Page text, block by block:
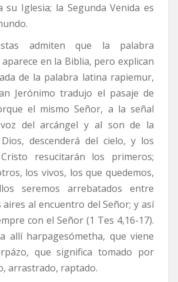
su Iglesia; la Segunda Venida es
admiten que la palabra
en la Biblia, pero explican
de la palabra latina rapiemur,
Jerónimo tradujo el pasaje de
el mismo Señor, a la señal
del arcángel y al son de la
descenderá del cielo, y los
resucitarán los primeros;
los vivos, los que quedemos,
seremos arrebatados entre
al encuentro del Señor; y así
con el Señor (1 Tes 4,16-17).
allí harpagesómetha, que viene
que significa tomado por
arrastrado, raptado.